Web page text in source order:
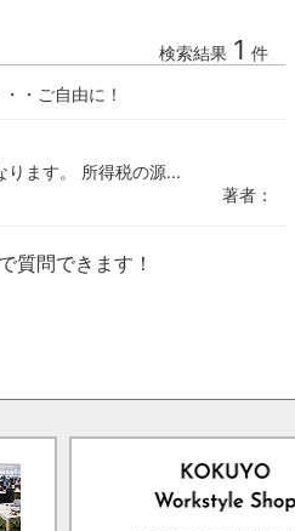
検索結果 1 件
・ご自由に！
ります。 所得税の源...
著者：
で質問できます！